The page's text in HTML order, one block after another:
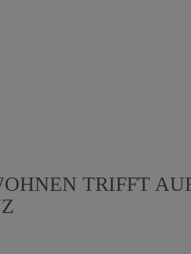
TRIFFT